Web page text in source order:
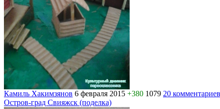
Камиль Хакимзянов 6 февраля 2015 +380 1079 20 комментариев
Остров-град Свияжск (поделка)